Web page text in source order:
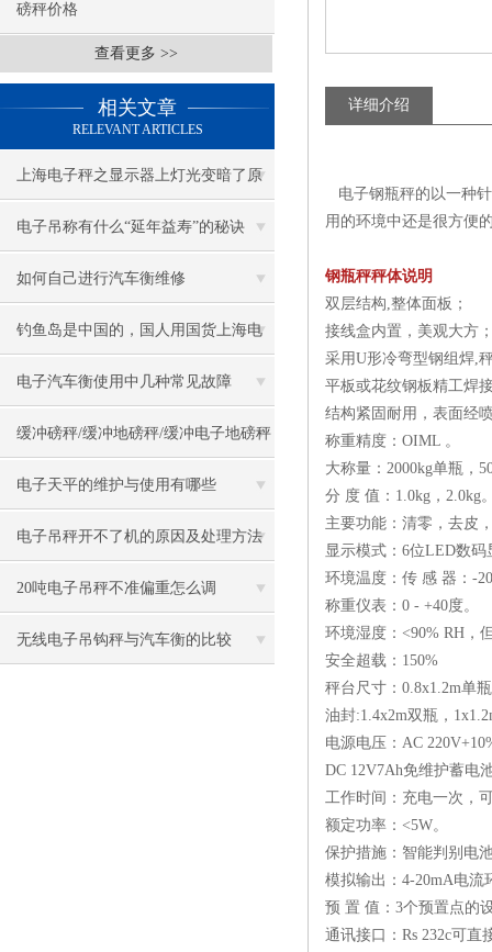
磅秤价格
查看更多 >>
相关文章
RELEVANT ARTICLES
上海电子秤之显示器上灯光变暗了原
因
电子吊称有什么“延年益寿”的秘诀
如何自己进行汽车衡维修
钓鱼岛是中国的，国人用国货上海电
子汽车衡业给力发话
电子汽车衡使用中几种常见故障
缓冲磅秤/缓冲地磅秤/缓冲电子地磅秤
电子天平的维护与使用有哪些
电子吊秤开不了机的原因及处理方法
20吨电子吊秤不准偏重怎么调
无线电子吊钩秤与汽车衡的比较
详细介绍
电子钢瓶秤的以一种
用的环境中还是很方便
钢瓶秤秤体说明
双层结构,整体面板；
接线盒内置，美观大方
采用U形冷弯型钢组焊,
平板或花纹钢板精工焊
结构紧固耐用，表面经
称重精度：OIML 。
大称量：2000kg单瓶，
分 度 值：1.0kg，2.0kg
主要功能：清零，去皮
显示模式：6位LED数码
环境温度：传 感 器：-
称重仪表：0 - +40度。
环境湿度：<90% RH，
安全超载：150%
秤台尺寸：0.8x1.2m单瓶
油封:1.4x2m双瓶，
电源电压：AC
DC 12V7Ah免维护蓄电
工作时间：充电一次，
额定功率：<5W。
保护措施：智能判别电
模拟输出：4-20mA电流
预 置 值：3个预置点的
通讯接口：Rs 232c可直